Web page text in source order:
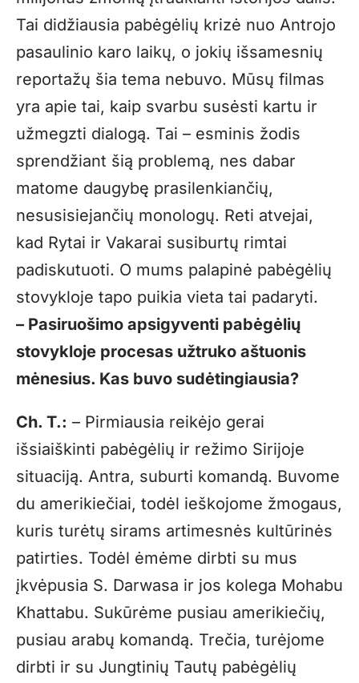
Tai didžiausia pabėgėlių krizė nuo Antrojo
pasaulinio karo laikų, o jokių išsamesnių
reportažų šia tema nebuvo. Mūsų filmas
yra apie tai, kaip svarbu susėsti kartu ir
užmegzti dialogą. Tai – esminis žodis
sprendžiant šią problemą, nes dabar
matome daugybę prasilenkiančių,
nesusisiejančių monologų. Reti atvejai,
kad Rytai ir Vakarai susiburtų rimtai
padiskutuoti. O mums palapinė pabėgėlių
stovykloje tapo puikia vieta tai padaryti.
– Pasiruošimo apsigyventi pabėgėlių
stovykloje procesas užtruko aštuonis
mėnesius. Kas buvo sudėtingiausia?
Ch. T.: – Pirmiausia reikėjo gerai
išsiaiškinti pabėgėlių ir režimo Sirijoje
situaciją. Antra, suburti komandą. Buvome
du amerikiečiai, todėl ieškojome žmogaus,
kuris turėtų sirams artimesnės kultūrinės
patirties. Todėl ėmėme dirbti su mus
įkvėpusia S. Darwasa ir jos kolega Mohabu
Khattabu. Sukūrėme pusiau amerikiečių,
pusiau arabų komandą. Trečia, turėjome
dirbti ir su Jungtinių Tautų pabėgėlių